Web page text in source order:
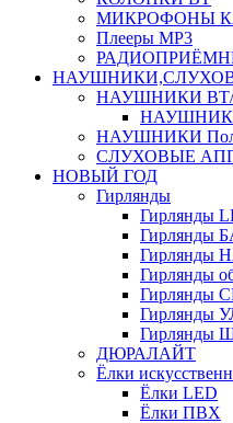
МИКРОФОНЫ
Плееры MP3
НАУШНИКИ BT/
НАУШНИКИ
НАУШНИКИ
СЛУХОВЫЕ
НОВЫЙ ГОД
Гирлянды
Гирлянды
Гирлянды
Гирлянды
Гирлянды
Гирлянды
Гирлянды
ДЮРАЛАЙТ
Ёлки
Ёлки LED
Ёлки ПВХ